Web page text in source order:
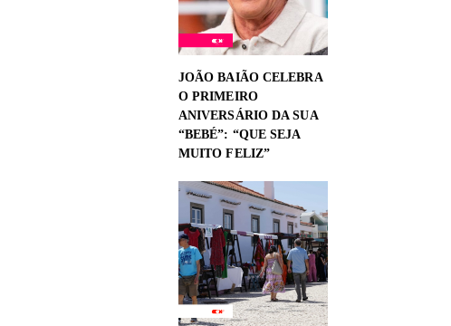
JOÃO BAIÃO CELEBRA
O PRIMEIRO
ANIVERSÁRIO DA SUA
“BEBÉ”: “QUE SEJA
MUITO FELIZ”